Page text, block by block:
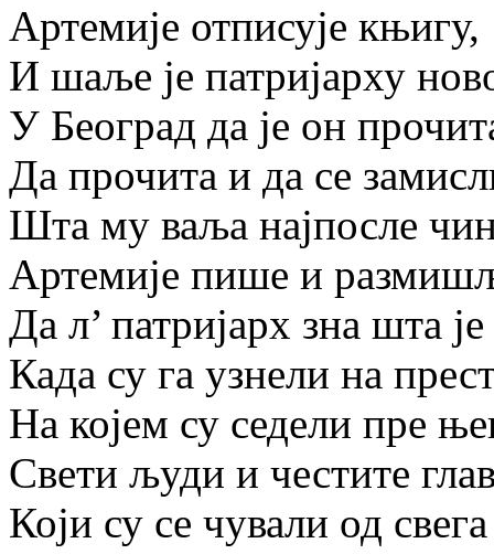
Артемије отписује књигу,
И шаље је патријарху
У Београд да је он
Да прочита и да се
Шта му ваља најпосле
Артемије пише и
Да л’ патријарх зна шта
Када су га узнели на
На којем су седели пре
Свети људи и честите
Који су се чували од свега